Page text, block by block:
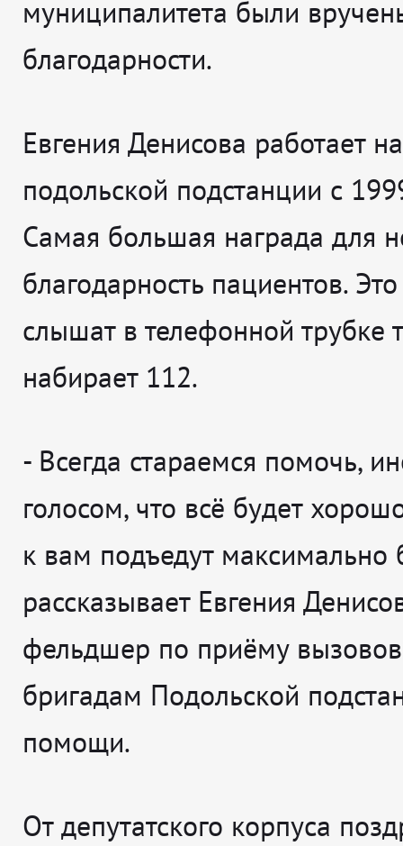
муниципалитета были
благодарности.
Евгения Денисова работает на
подольской подстанции с
Самая большая награда для
благодарность пациентов.
слышат в телефонной трубке
набирает 112.
- Всегда стараемся помочь,
голосом, что всё будет
к вам подъедут максимально
рассказывает Евгения
фельдшер по приёму
бригадам Подольской
помощи.
От депутатского корпуса